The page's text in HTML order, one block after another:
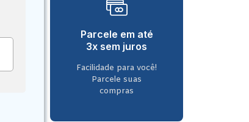
Parcele em até
3x sem juros
Facilidade para você!
Parcele suas
compras